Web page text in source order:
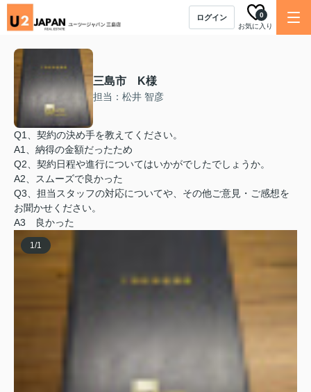
ログイン
お気に入り
0
三島市 K様
担当：松井 智彦
Q1、契約の決め手を教えてください。
A1、納得の金額だったため
Q2、契約日程や進行についてはいかがでしたでしょうか。
A2、スムーズで良かった
Q3、担当スタッフの対応についてや、その他ご意見・ご感想を
お聞かせください。
A3 良かった
1/1